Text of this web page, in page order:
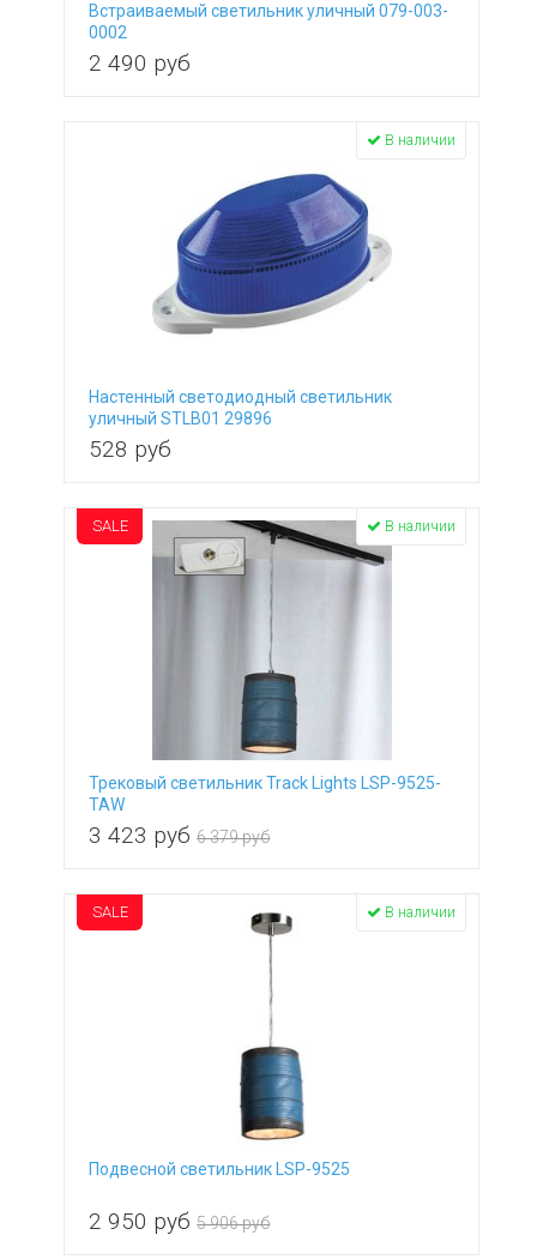
Встраиваемый светильник уличный 079-003-
0002
2 490 руб
Настенный светодиодный светильник
уличный STLB01 29896
528 руб
В наличии
Трековый светильник Track Lights LSP-9525-
TAW
3 423 руб 6 379 руб
SALE В наличии
Подвесной светильник LSP-9525
2 950 руб 5 906 руб
SALE В наличии